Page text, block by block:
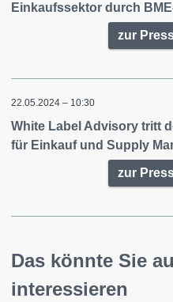
Einkaufssektor durch
zur
22.05.2024 – 10:30
White Label Advisory tritt
für Einkauf und Supply
zur
Das könnte Sie
interessieren